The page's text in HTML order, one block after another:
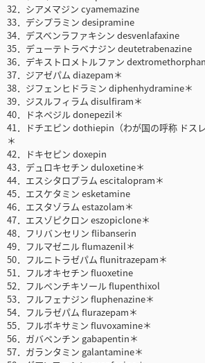
32．シアメマジン cyamemazine
33．デシプラミン desipramine
34．デスベンラファキシン desvenlafaxine
35．デューテトラベナジン deutetrabenazine
36．デキストロメトルファン
37．ジアゼパム diazepam＊
38．ジフェンヒドラミン diphenhydramine＊
39．ジスルフィラム disulfiram＊
40．ドネペジル donepezil＊
41．ドチエピン dothiepin（わが国の呼称 ドス
＊
42．ドキセピン doxepin
43．デュロキセチン duloxetine＊
44．エスシタロプラム escitalopram＊
45．エスケタミン esketamine
46．エスタゾラム estazolam＊
47．エスゾピクロン eszopiclone＊
48．フリバンセリン flibanserin
49．フルマゼニル flumazenil＊
50．フルニトラゼパム flunitrazepam＊
51．フルオキセチン fluoxetine
52．フルペンチキソール flupenthixol
53．フルフェナジン fluphenazine＊
54．フルラゼパム flurazepam＊
55．フルボキサミン fluvoxamine＊
56．ガバペンチン gabapentin＊
57．ガランタミン galantamine＊